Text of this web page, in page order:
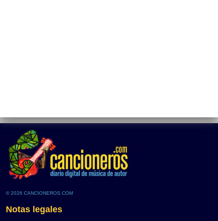
© 2026 CANCIONEROS.COM
Notas legales